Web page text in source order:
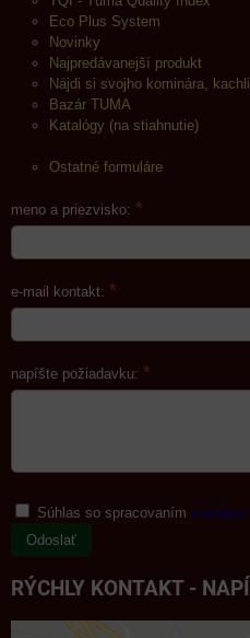
Eco Plus System
Novinky
Najpredávanejší produkt
Nájdi si svojho kominára,
Bazár TUMA
Katalógy (na stiahnutie)
Ostatné formuláre
meno a priezvisko: *
e-mail kontakt: *
napíšte požiadavku: *
Súhlas so spracovaním
Odoslať
RÝCHLY KONTAKT -